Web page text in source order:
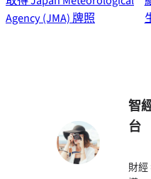
Agency (JMA) 牌照
智
台
財經